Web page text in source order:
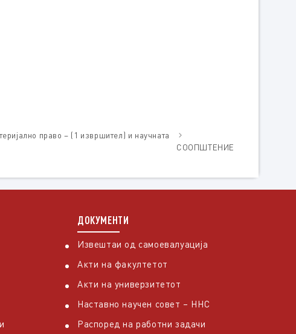
право – (1 извршител) и научната
СООПШТЕНИЕ
ДОКУМЕНТИ
Извештаи од самоевалуација
Акти на факултетот
Акти на универзитетот
Наставно научен совет – ННС
Распоред на работни задачи